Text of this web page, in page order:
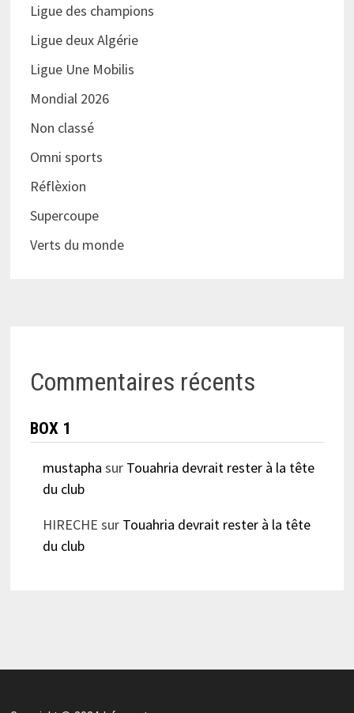
Ligue des champions
Ligue deux Algérie
Ligue Une Mobilis
Mondial 2026
Non classé
Omni sports
Réflèxion
Supercoupe
Verts du monde
Commentaires récents
BOX 1
mustapha sur Touahria devrait rester à la tête
du club
HIRECHE sur Touahria devrait rester à la tête
du club